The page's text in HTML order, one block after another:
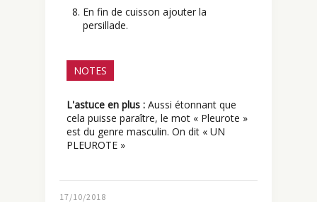
En fin de cuisson ajouter la
persillade.
NOTES
L'astuce en plus : Aussi étonnant que
cela puisse paraître, le mot « Pleurote »
est du genre masculin. On dit « UN
PLEUROTE »
17/10/2018